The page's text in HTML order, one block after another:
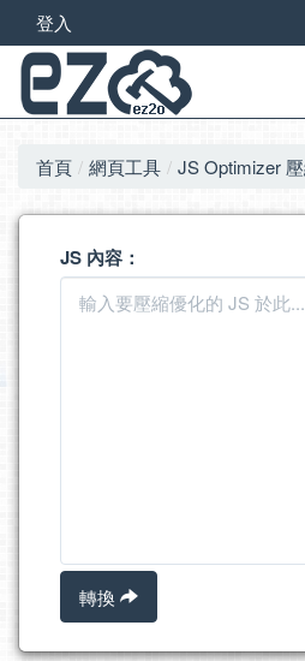
登入
首頁 網頁工具 JS Optimizer
JS 內容：
轉換